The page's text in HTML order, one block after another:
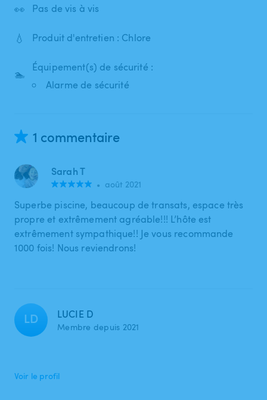
👀 Pas de vis à vis
💧 Produit d'entretien : Chlore
🏊
Équipement(s) de sécurité :
Alarme de sécurité
1 commentaire
Sarah T
• août 2021
Superbe piscine, beaucoup de transats, espace très
propre et extrêmement agréable!!! L’hôte est
extrêmement sympathique!! Je vous recommande
1000 fois! Nous reviendrons!
LD LUCIE D
Membre depuis 2021
Voir le profil